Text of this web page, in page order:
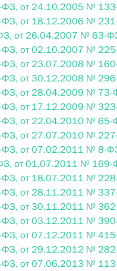
закона «О
г. № 242-ФЗ
первой и статью 227–1
№ 246-ФЗ
Федерации
от 24.10.2005 №
от 18.12.2006 №
от 26.04.2007 № 63-
от 02.10.2007 №
от 23.07.2008 №
от 30.12.2008 №
от 28.04.2009 № 73-
от 17.12.2009 №
от 22.04.2010 № 65-
от 27.07.2010 №
от 07.02.2011 № 8-
от 01.07.2011 № 169-
от 18.07.2011 №
от 28.11.2011 №
от 30.11.2011 №
от 03.12.2011 №
от 07.12.2011 №
от 29.12.2012 №
от 07.06.2013 №